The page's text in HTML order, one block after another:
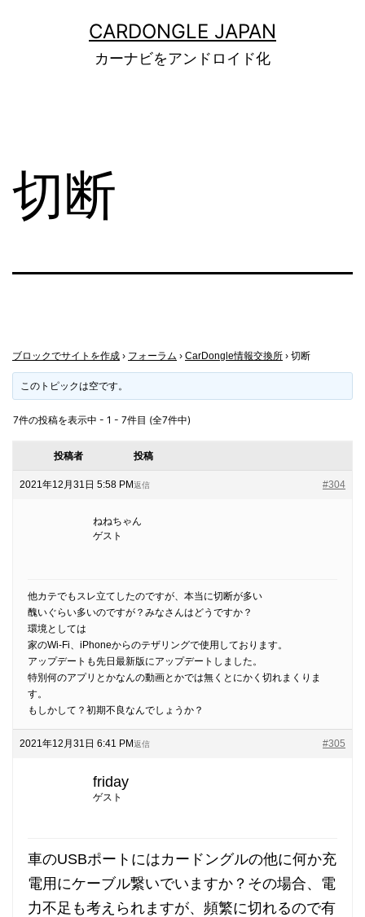
CARDONGLE JAPAN
カーナビをアンドロイド化
切断
ブロックでサイトを作成 › フォーラム › CarDongle情報交換所 › 切断
このトピックは空です。
7件の投稿を表示中 - 1 - 7件目 (全7件中)
投稿者 投稿
2021年12月31日 5:58 PM #304
返信
ねねちゃん
ゲスト
他カテでもスレ立てしたのですが、本当に切断が多い
醜いぐらい多いのですが？みなさんはどうですか？
環境としては
家のWi-Fi、iPhoneからのテザリングで使用しております。
アップデートも先日最新版にアップデートしました。
特別何のアプリとかなんの動画とかでは無くとにかく切れまくりま
す。
もしかして？初期不良なんでしょうか？
2021年12月31日 6:41 PM #305
返信
friday
ゲスト
車のUSBポートにはカードングルの他に何か充
電用にケーブル繋いでいますか？その場合、電
力不足も考えられますが、頻繁に切れるので有